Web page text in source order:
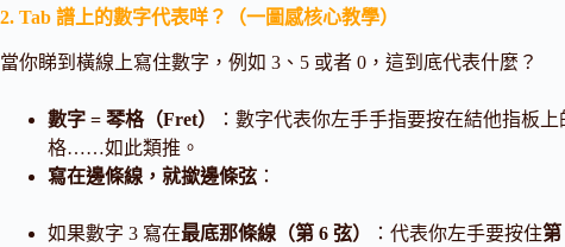
2. Tab 譜上的數字代表咩？（一圖感核心教學）
當你睇到橫線上寫住數字，例如 3、5 或者 0，這到底代表什麼？
數字 = 琴格（Fret）
：數字代表你左手手指要按在結他指板
格……如此類推。
寫在邊條線，就撳邊條弦 ：
如果數字 3 寫在最底那條線（第 6 弦） ：代表你左手要按住第